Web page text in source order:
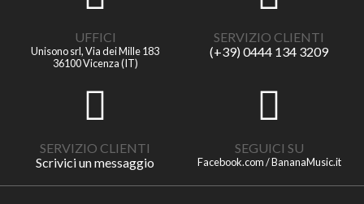
UFFICI
Unisono srl, Via dei Mille 183
36100 Vicenza (IT)
SERVIZIO CLIENTI
(+39) 0444 134 3209
SERVIZIO CLIENTI
Scrivici un messaggio
SEGUICI SU
Facebook.com / BananaMusic.it